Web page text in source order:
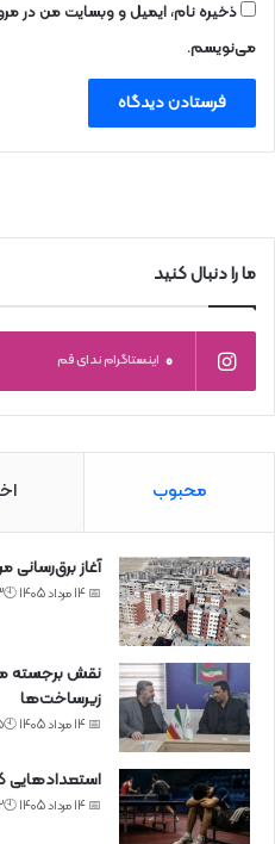
ذخیره نام، ایمیل و وبسایت من در
می‌نویسم.
ما را دنبال کنید
0 اینستاگرام ندای قم
محبوب
آغاز
📅 14 مرداد 1405 🕙13:43
نقش برجسته
زیرساخت‌ها
📅 14 مرداد 1405 🕙13:35
📅 14 مرداد 1405 🕙13:02